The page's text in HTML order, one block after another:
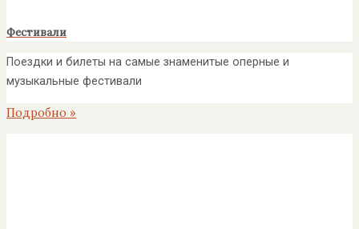
Фестивали
Поездки и билеты на самые знаменитые оперные и
музыкальные фестивали
Подробно »